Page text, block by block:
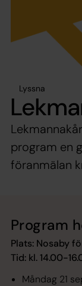
Lyssna
program en
föranmälan
Program
Plats: Nosaby
Tid: kl. 14.00-
Måndag 21